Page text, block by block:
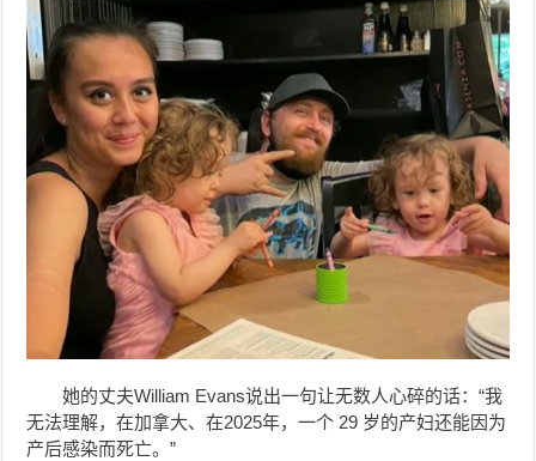
她的丈夫William Evans说出一句让无数人心碎的话：“我
无法理解，在加拿大、在2025年，一个 29 岁的产妇还能因为
产后感染而死亡。”